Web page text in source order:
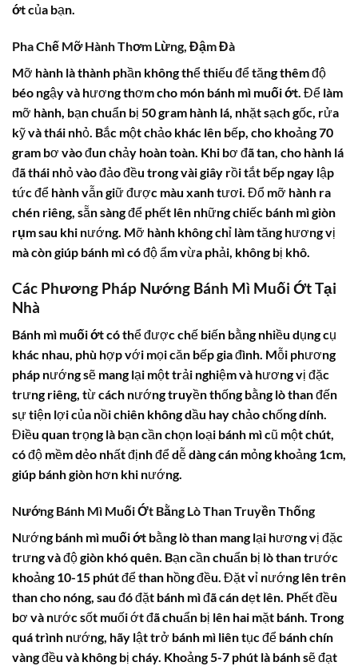
ớtcủa bạn.
Pha Chế Mỡ Hành Thơm Lừng, Đậm Đà
Mỡ hành là thành phần không thể thiếu để tăng thêm độ
béo ngậy và hương thơm cho món bánh mì muối ớt. Để làm
mỡ hành, bạn chuẩn bị 50 gram hành lá, nhặt sạch gốc, rửa
kỹ và thái nhỏ. Bắc một chảo khác lên bếp, cho khoảng 70
gram bơ vào đun chảy hoàn toàn. Khi bơ đã tan, cho hành lá
đã thái nhỏ vào đảo đều trong vài giây rồi tắt bếp ngay lập
tức để hành vẫn giữ được màu xanh tươi. Đổ mỡ hành ra
chén riêng, sẵn sàng để phết lên những chiếc bánh mì giòn
rụmsau khi nướng. Mỡ hành không chỉ làm tăng hương vị
mà còn giúp bánh mì có độ ẩm vừa phải, không bị khô.
Các Phương Pháp Nướng Bánh Mì Muối Ớt Tại
Nhà
Bánh mì muối ớtcó thể được chế biến bằng nhiều dụng cụ
khác nhau, phù hợp với mọi căn bếp gia đình. Mỗi phương
pháp nướng sẽ mang lại một trải nghiệm và hương vị đặc
trưng riêng, từ cách nướng truyền thống bằng lò than đến
sự tiện lợi của nồi chiên không dầu hay chảo chống dính.
Điều quan trọng là bạn cần chọn loại bánh mì cũ một chút,
có độ mềm dẻo nhất định để dễ dàng cán mỏng khoảng 1cm,
giúp bánh giòn hơn khi nướng.
Nướng Bánh Mì Muối Ớt Bằng Lò Than Truyền Thống
Nướngbánh mì muối ớt bằng lò than mang lại hương vị đặc
trưng và độ giòn khó quên. Bạn cần chuẩn bị lò than trước
khoảng 10-15 phút để than hồng đều. Đặt vỉ nướng lên trên
than cho nóng, sau đó đặt bánh mì đã cán dẹt lên. Phết đều
bơ và nước sốt muối ớt đã chuẩn bị lên hai mặt bánh. Trong
quá trình nướng, hãy lật trở bánh mì liên tục để bánh chín
vàng đều và không bị cháy. Khoảng 5-7 phút là bánh sẽ đạt